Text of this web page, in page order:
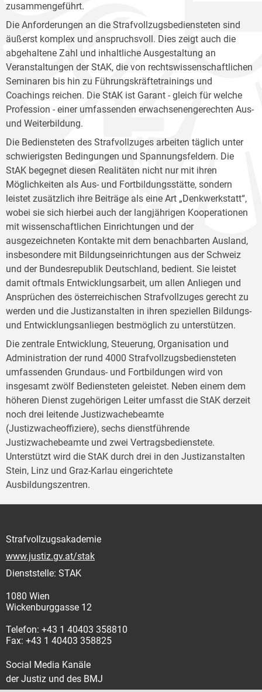
zusammengeführt.
Die Anforderungen an die Strafvollzugsbediensteten sind
äußerst komplex und anspruchsvoll. Dies zeigt auch die
abgehaltene Zahl und inhaltliche Ausgestaltung an
Veranstaltungen der StAK, die von rechtswissenschaftlichen
Seminaren bis hin zu Führungskräftetrainings und
Coachings reichen. Die StAK ist Garant - gleich für welche
Profession - einer umfassenden erwachsenengerechten Aus-
und Weiterbildung.
Die Bediensteten des Strafvollzuges arbeiten täglich unter
schwierigsten Bedingungen und Spannungsfeldern. Die
StAK begegnet diesen Realitäten nicht nur mit ihren
Möglichkeiten als Aus- und Fortbildungsstätte, sondern
leistet zusätzlich ihre Beiträge als eine Art „Denkwerkstatt“,
wobei sie sich hierbei auch der langjährigen Kooperationen
mit wissenschaftlichen Einrichtungen und der
ausgezeichneten Kontakte mit dem benachbarten Ausland,
insbesondere mit Bildungseinrichtungen aus der Schweiz
und der Bundesrepublik Deutschland, bedient. Sie leistet
damit oftmals Entwicklungsarbeit, um allen Anliegen und
Ansprüchen des österreichischen Strafvollzuges gerecht zu
werden und die Justizanstalten in ihren speziellen Bildungs-
und Entwicklungsanliegen bestmöglich zu unterstützen.
Die zentrale Entwicklung, Steuerung, Organisation und
Administration der rund 4000 Strafvollzugsbediensteten
umfassenden Grundaus- und Fortbildungen wird von
insgesamt zwölf Bediensteten geleistet. Neben einem dem
höheren Dienst zugehörigen Leiter umfasst die StAK derzeit
noch drei leitende Justizwachebeamte
(Justizwacheoffiziere), sechs dienstführende
Justizwachebeamte und zwei Vertragsbedienstete.
Unterstützt wird die StAK durch drei in den Justizanstalten
Stein, Linz und Graz-Karlau eingerichtete
Ausbildungszentren.
Strafvollzugsakademie
www.justiz.gv.at/stak
Dienststelle: STAK
1080 Wien
Wickenburggasse 12
Telefon: +43 1 40403 358810
Fax: +43 1 40403 358825
Social Media Kanäle
der Justiz und des BMJ